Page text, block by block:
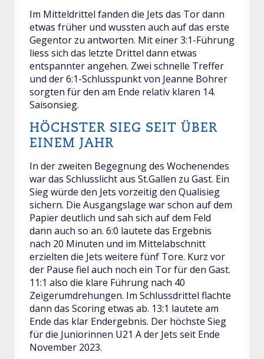
Im Mitteldrittel fanden die Jets das Tor dann
etwas früher und wussten auch auf das erste
Gegentor zu antworten. Mit einer 3:1-Führung
liess sich das letzte Drittel dann etwas
entspannter angehen. Zwei schnelle Treffer
und der 6:1-Schlusspunkt von Jeanne Bohrer
sorgten für den am Ende relativ klaren 14.
Saisonsieg.
HÖCHSTER SIEG SEIT ÜBER
EINEM JAHR
In der zweiten Begegnung des Wochenendes
war das Schlusslicht aus St.Gallen zu Gast. Ein
Sieg würde den Jets vorzeitig den Qualisieg
sichern. Die Ausgangslage war schon auf dem
Papier deutlich und sah sich auf dem Feld
dann auch so an. 6:0 lautete das Ergebnis
nach 20 Minuten und im Mittelabschnitt
erzielten die Jets weitere fünf Tore. Kurz vor
der Pause fiel auch noch ein Tor für den Gast.
11:1 also die klare Führung nach 40
Zeigerumdrehungen. Im Schlussdrittel flachte
dann das Scoring etwas ab. 13:1 lautete am
Ende das klar Endergebnis. Der höchste Sieg
für die Juniorinnen U21 A der Jets seit Ende
November 2023.